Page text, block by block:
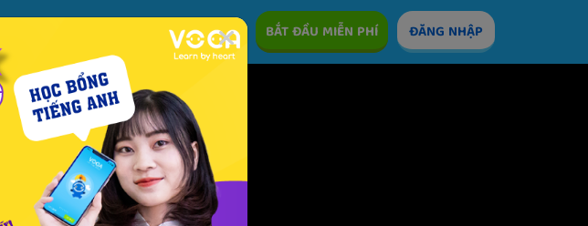
ĐĂNG NHẬP
BẮT ĐẦU MIỄN PHÍ
XEM THÊM